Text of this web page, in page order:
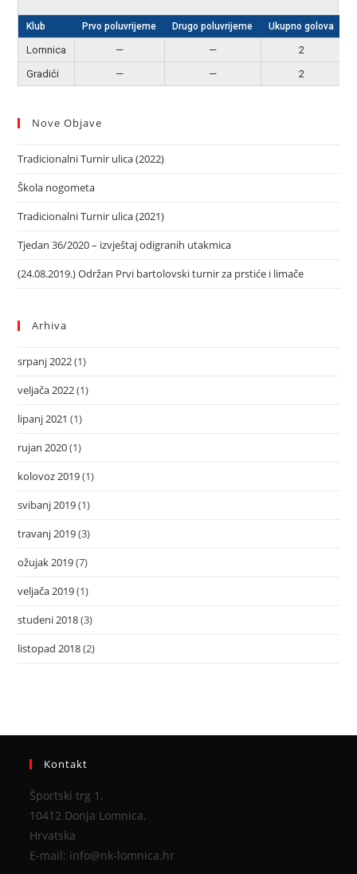
Klub Prvo poluvrijeme Drugo poluvrijeme Ukupno golova
Lomnica — — 2
Gradići
— — 2
Nove Objave
Tradicionalni Turnir ulica (2022)
Škola nogometa
Tradicionalni Turnir ulica (2021)
Tjedan 36/2020 – izvještaj odigranih utakmica
(24.08.2019.) Održan Prvi bartolovski turnir za prstiće i limače
Arhiva
srpanj 2022(1)
veljača 2022(1)
lipanj 2021 (1)
rujan 2020(1)
kolovoz 2019(1)
svibanj 2019(1)
travanj 2019(3)
ožujak 2019(7)
veljača 2019(1)
studeni 2018(3)
listopad 2018(2)
Kontakt
Športski trg 1,
10412 Donja Lomnica,
Hrvatska
E-mail: info@nk-lomnica.hr